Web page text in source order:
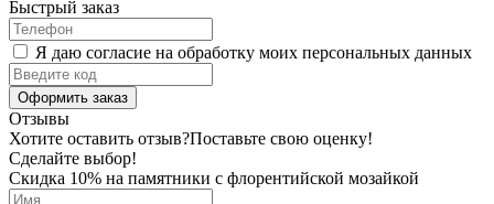
Быстрый заказ
Я даю согласие на обработку моих персональных данных
Оформить заказ
Отзывы
Хотите оставить отзыв?Поставьте свою оценку!
Сделайте выбор!
Скидка 10% на памятники с флорентийской мозайкой